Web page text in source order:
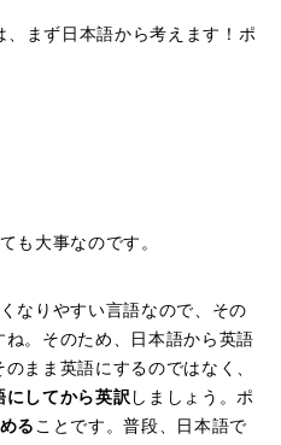
まず日本語から考えます！ポ
も大事なのです。
なりやすい言語なので、その
。そのため、日本語から英語
まま英語にするのではなく、
にしてから英訳 しましょう。ポ
る ことです。普段、日本語で